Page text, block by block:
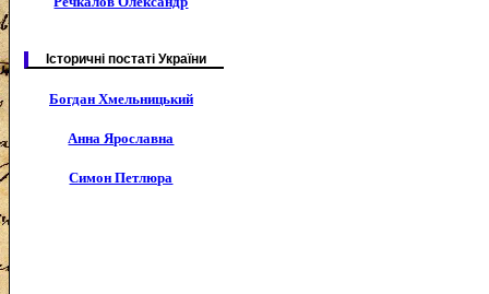
Історичні постаті України
Богдан Хмельницький
Анна Ярославна
Симон Петлюра